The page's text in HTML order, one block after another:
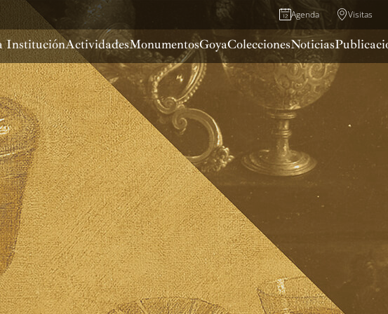
Agenda Visitas
InstituciónActividadesMonumentosGoyaColeccionesNoticias